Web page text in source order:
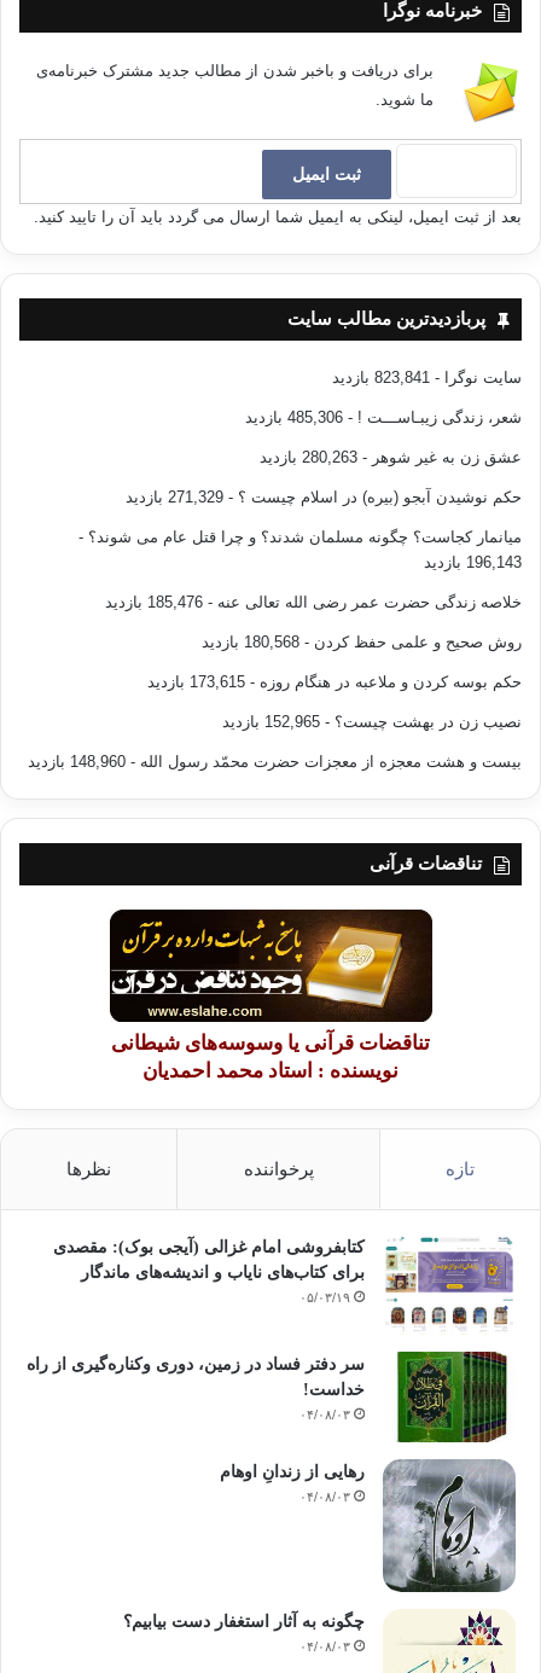
خبرنامه نوگرا
برای دریافت و باخبر شدن از مطالب جدید مشترک خبرنامه‌ی
ما شوید.
بعد از ثبت ایمیل، لینکی به ایمیل شما ارسال می گردد باید آن را تایید کنید.
پربازدیدترین مطالب سایت
سایت نوگرا - 823,841 بازدید
شعر، زندگی زیبـاســـت ! - 485,306 بازدید
عشق زن به غیر شوهر - 280,263 بازدید
حکم نوشیدن آبجو (بیره) در اسلام چیست ؟ - 271,329 بازدید
میانمار کجاست؟ چگونه مسلمان شدند؟ و چرا قتل عام می شوند؟ -
196,143 بازدید
خلاصه زندگی حضرت عمر رضی الله تعالی عنه - 185,476 بازدید
روش صحیح و علمی حفظ کردن - 180,568 بازدید
حکم بوسه کردن و ملاعبه در هنگام روزه - 173,615 بازدید
نصیب زن در بهشت چیست؟ - 152,965 بازدید
بیست و هشت معجزه از معجزات حضرت محمّد رسول الله - 148,960 بازدید
تناقضات قرآنی
تناقضات قرآنی یا وسوسه‌های شیطانی
نویسنده : استاد محمد احمدیان
تازه پرخواننده نظرها
کتابفروشی امام غزالی (آیجی بوک): مقصدی
برای کتاب‌های نایاب و اندیشه‌های ماندگار
۰۵/۰۳/۱۹
سر دفتر فساد در زمین‌، دوری وکناره‌گیری از راه
خداست‌!
۰۴/۰۸/۰۳
رهایی از زندانِ اوهام
۰۴/۰۸/۰۳
چگونه به آثار استغفار دست بیابیم؟
۰۴/۰۸/۰۳